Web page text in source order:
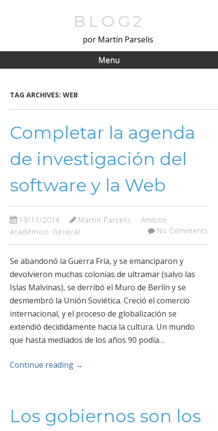
BLOG2
por Martín Parselis
Menu
TAG ARCHIVES: WEB
Completar la agenda
de investigación del
software y la Web
19/11/2014 Martín Parselis
Ambito
académico General No Comments
Se abandonó la Guerra Fría, y se emanciparon y
devolvieron muchas colonias de ultramar (salvo las
Islas Malvinas), se derribó el Muro de Berlín y se
desmembró la Unión Soviética. Creció el comercio
internacional, y el proceso de globalización se
extendió decididamente hacia la cultura. Un mundo
que hasta mediados de los años 90 podía…
Continue reading →
Los gobiernos son los